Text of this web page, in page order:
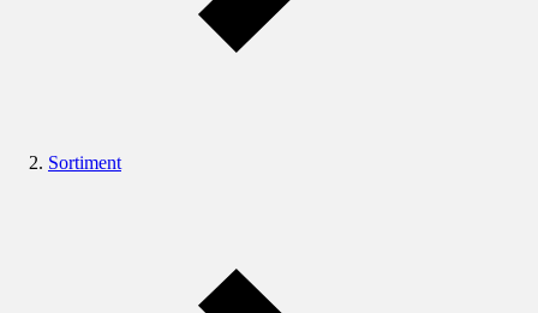
Sortiment